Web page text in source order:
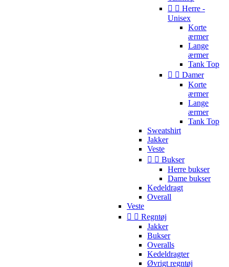
  Herre -
Unisex
Korte
ærmer
Lange
ærmer
Tank Top
  Damer
Korte
ærmer
Lange
ærmer
Tank Top
Sweatshirt
Jakker
Veste
  Bukser
Herre bukser
Dame bukser
Kedeldragt
Overall
Veste
  Regntøj
Jakker
Bukser
Overalls
Kedeldragter
Øvrigt regntøj